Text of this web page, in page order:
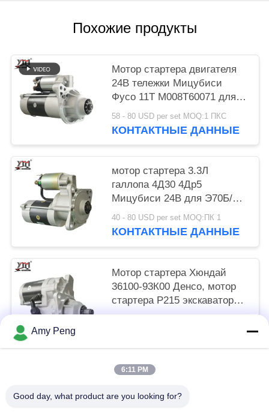
Похожие продукты
Мотор стартера двигателя
24В тележки Мицубиси
Фусо 11Т М008Т60071 для
двигателя 6Д16 6Д17
58 - 80 USD per set MOQ:1 ПКС
КОНТАКТНЫЕ ДАННЫЕ
мотор стартера 3.3Л
галлопа 4Д30 4Др5
Мицубиси 24В для Э70Б/
Э40Б М2Т64272
40 - 80 USD per set MOQ:ПК 1
КОНТАКТНЫЕ ДАННЫЕ
Мотор стартера Хюндай
36100-93К00 Денсо, мотор
стартера Р215 экскаватора
6Д16Т 24В 11Т
Amy Peng
6:11 PM
Good day, what product are you looking for?